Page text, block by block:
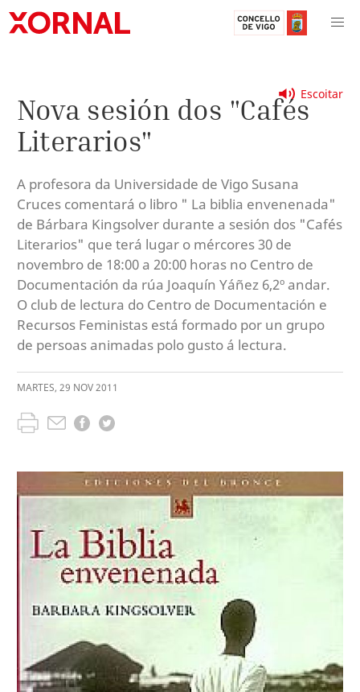
Escoitar
Nova sesión dos "Cafés
Literarios"
A profesora da Universidade de Vigo Susana
Cruces comentará o libro " La biblia envenenada"
de Bárbara Kingsolver durante a sesión dos "Cafés
Literarios" que terá lugar o mércores 30 de
novembro de 18:00 a 20:00 horas no Centro de
Documentación da rúa Joaquín Yáñez 6,2º andar.
O club de lectura do Centro de Documentación e
Recursos Feministas está formado por un grupo
de persoas animadas polo gusto á lectura.
MARTES, 29 NOV2011